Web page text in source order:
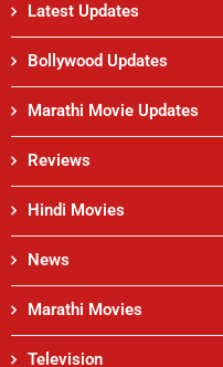
Latest Updates
Bollywood Updates
Marathi Movie Updates
Reviews
Hindi Movies
News
Marathi Movies
Television